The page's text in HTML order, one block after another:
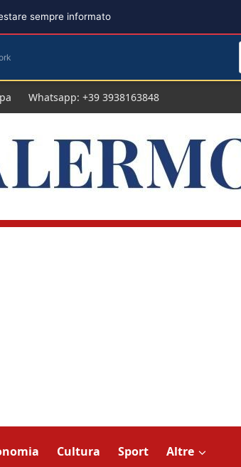
Whatsapp: +39 3938163848
Cultura Sport Altre
sempre informato